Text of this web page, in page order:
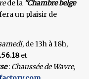
de la "Chambre belge
un plaisir de
, de 13h à 18h,
et
: Chaussée de Wavre,